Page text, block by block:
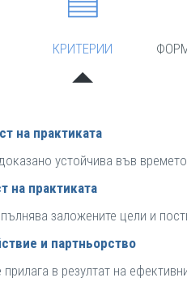
КРИТЕРИИ
на практиката
устойчива във
на практиката
заложените цели и
и партньорство
прилага в резултат на